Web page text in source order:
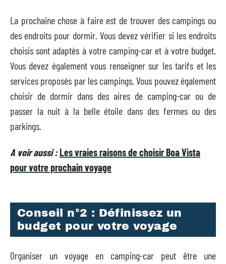
La prochaine chose à faire est de trouver des campings ou
des endroits pour dormir. Vous devez vérifier si les endroits
choisis sont adaptés à votre camping-car et à votre budget.
Vous devez également vous renseigner sur les tarifs et les
services proposés par les campings. Vous pouvez également
choisir de dormir dans des aires de camping-car ou de
passer la nuit à la belle étoile dans des fermes ou des
parkings.
A voir aussi :Les vraies raisons de choisir Boa Vista
pour votre prochain voyage
Conseil n°2 : Définissez un
budget pour votre voyage
Organiser un voyage en camping-car peut être une